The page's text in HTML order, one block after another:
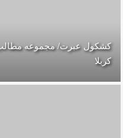
کشکول عبرت/ مجموعه مطالب
کربلا